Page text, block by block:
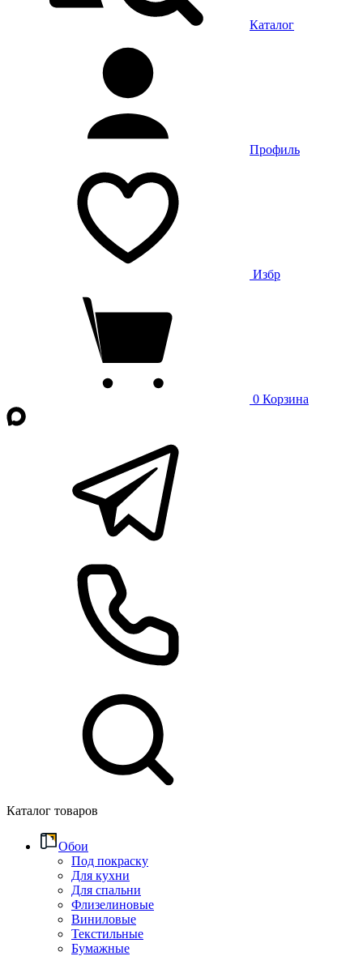
Каталог
Профиль
Избр
0 Корзина
Каталог товаров
Обои
Под покраску
Для кухни
Для спальни
Флизелиновые
Виниловые
Текстильные
Бумажные